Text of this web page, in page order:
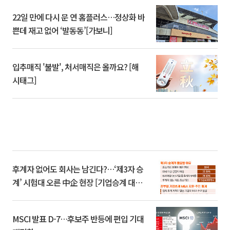
22일 만에 다시 문 연 홈플러스…정상화 바
쁜데 재고 없어 ‘발동동’[가보니]
입추매직 '불발', 처서매직은 올까요? [해
시태그]
후계자 없어도 회사는 남긴다?…‘제3자 승
계’ 시험대 오른 中企 현장 [기업승계 대전
MSCI 발표 D-7…후보주 반등에 편입 기대